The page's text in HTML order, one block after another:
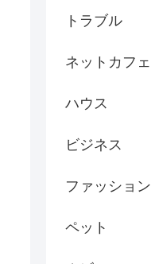
トラブル
ネットカフェ
ハウス
ビジネス
ファッション
ペット